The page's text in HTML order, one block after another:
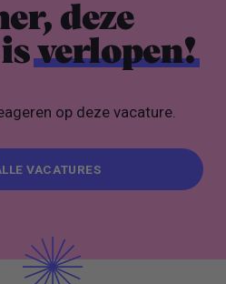
deze
isverlopen!
op deze vacature.
VACATURES